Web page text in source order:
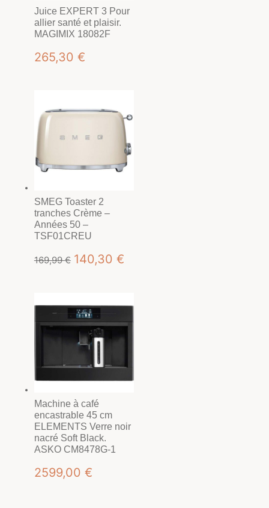
Juice EXPERT 3 Pour
allier santé et plaisir.
MAGIMIX 18082F
265,30 €
SMEG Toaster 2
tranches Crème –
Années 50 –
TSF01CREU
169,99€ Le
était :
169,99 €.
140,30 €Le
est :
140,30 €.
Machine à café
encastrable 45 cm
ELEMENTS Verre noir
nacré Soft Black.
ASKO CM8478G-1
2599,00 €